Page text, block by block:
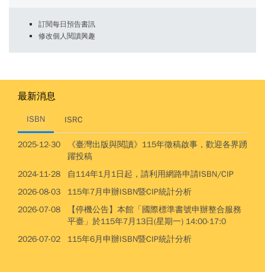
訂閱每日預告書訊
修改個人閱讀興趣
最新消息
ISBN ISRC
2025-12-30
《臺灣出版與閱讀》115年徵稿啟事，歡迎各界踴
躍投稿
2024-11-28
自114年1月1日起，請利用網路申請ISBN/CIP
2026-08-03
115年7月申辦ISBN暨CIP統計分析
2026-07-08
【停機公告】本館「國際標準書號申辦整合服務
平臺」於115年7月13日(星期一) 14:00-17:0
2026-07-02
115年6月申辦ISBN暨CIP統計分析